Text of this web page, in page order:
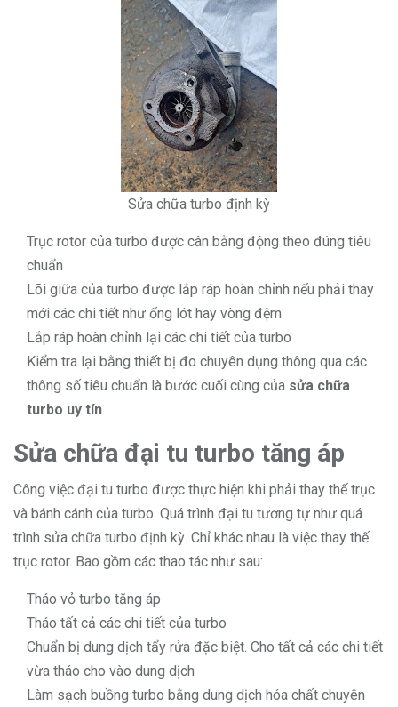
Sửa chữa turbo định kỳ
Trục rotor của turbo được cân bằng động theo đúng tiêu
chuẩn
Lõi giữa của turbo được lắp ráp hoàn chỉnh nếu phải thay
mới các chi tiết như ống lót hay vòng đệm
Lắp ráp hoàn chỉnh lại các chi tiết của turbo
Kiểm tra lại bằng thiết bị đo chuyên dụng thông qua các
thông số tiêu chuẩn là bước cuối cùng của sửa chữa
turbo uy tín
Sửa chữa đại tu turbo tăng áp
Công việc đại tu turbo được thực hiện khi phải thay thế trục
và bánh cánh của turbo. Quá trình đại tu tương tự như quá
trình sửa chữa turbo định kỳ. Chỉ khác nhau là việc thay thế
trục rotor. Bao gồm các thao tác như sau:
Tháo vỏ turbo tăng áp
Tháo tất cả các chi tiết của turbo
Chuẩn bị dung dịch tẩy rửa đặc biệt. Cho tất cả các chi tiết
vừa tháo cho vào dung dịch
Làm sạch buồng turbo bằng dung dịch hóa chất chuyên